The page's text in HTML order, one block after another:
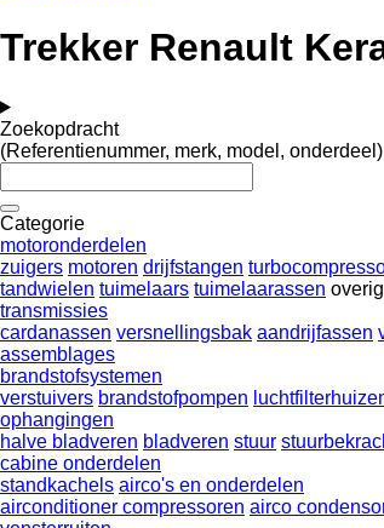
Trekker Renault
Zoekopdracht
(Referentienummer, merk, model, onderdeel)
Categorie
motoronderdelen
zuigers motoren drijfstangen
tandwielen tuimelaars tuimelaarassen
transmissies
cardanassen versnellingsbak aandrijfassen
assemblages
brandstofsystemen
verstuivers brandstofpompen
ophangingen
halve bladveren bladveren stuur
cabine onderdelen
standkachels airco's en onderdelen
airconditioner compressoren airco